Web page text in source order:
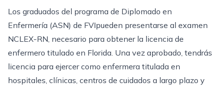
Los graduados del programa de Diplomado en
Enfermería (ASN) de FVIpueden presentarse al examen
NCLEX-RN, necesario para obtener la licencia de
enfermero titulado en Florida. Una vez aprobado, tendrás
licencia para ejercer como enfermera titulada en
hospitales, clínicas, centros de cuidados a largo plazo y